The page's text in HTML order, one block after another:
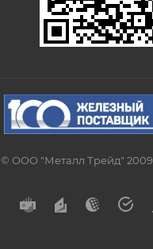
© ООО "Металл Трейд"